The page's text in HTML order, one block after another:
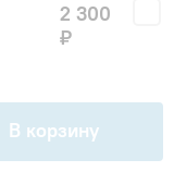
2 300
₽
В корзину